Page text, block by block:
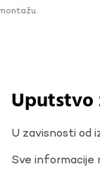
Uputstvo
U zavisnosti od
Sve informacije